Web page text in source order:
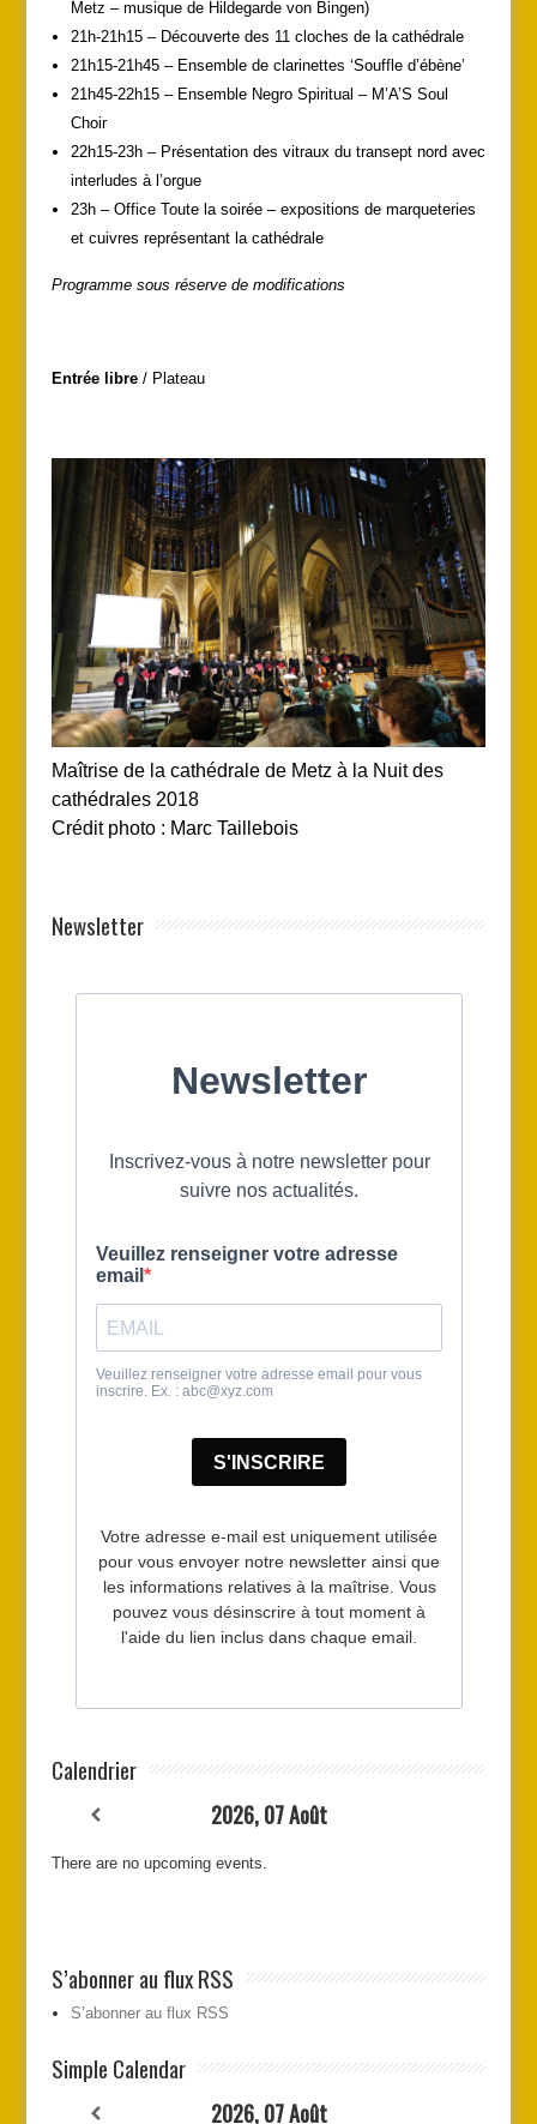
Metz – musique de Hildegarde von Bingen)
21h-21h15 – Découverte des 11 cloches de la cathédrale
21h15-21h45 – Ensemble de clarinettes ‘Souffle d’ébène’
21h45-22h15 – Ensemble Negro Spiritual – M’A’S Soul
Choir
22h15-23h – Présentation des vitraux du transept nord avec
interludes à l’orgue
23h – Office Toute la soirée – expositions de marqueteries
et cuivres représentant la cathédrale
Programme sous réserve de modifications
Entrée libre/ Plateau
Maîtrise de la cathédrale de Metz à la Nuit des
cathédrales 2018
Crédit photo : Marc Taillebois
Newsletter
Calendrier
2026, 07 Août
There are no upcoming events.
S’abonner au flux RSS
S’abonner au flux RSS
Simple Calendar
2026, 07 Août